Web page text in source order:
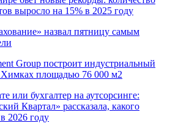
выросло на 15% в 2025 году
назвал пятницу самым
Group построит индустриальный
Химках площадью 76 000 м2
или бухгалтер на аутсорсинге:
Квартал» рассказала, какого
2026 году